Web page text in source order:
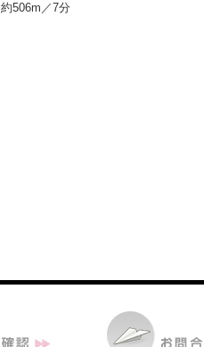
約506m／7分